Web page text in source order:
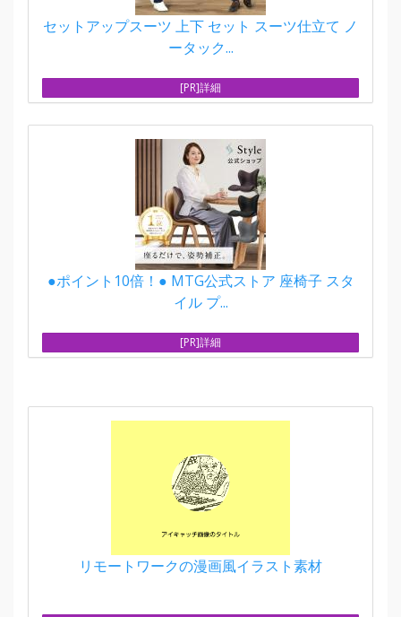
セットアップスーツ 上下 セット スーツ仕立て ノ
ータック...
[PR]詳細
●ポイント10倍！● MTG公式ストア 座椅子 スタ
イル プ...
[PR]詳細
リモートワークの漫画風イラスト素材